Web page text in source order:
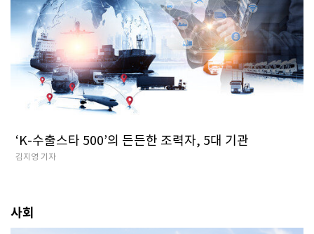
‘K-수출스타 500’의 든든한 조력자, 5대 기관
김지영 기자
사회